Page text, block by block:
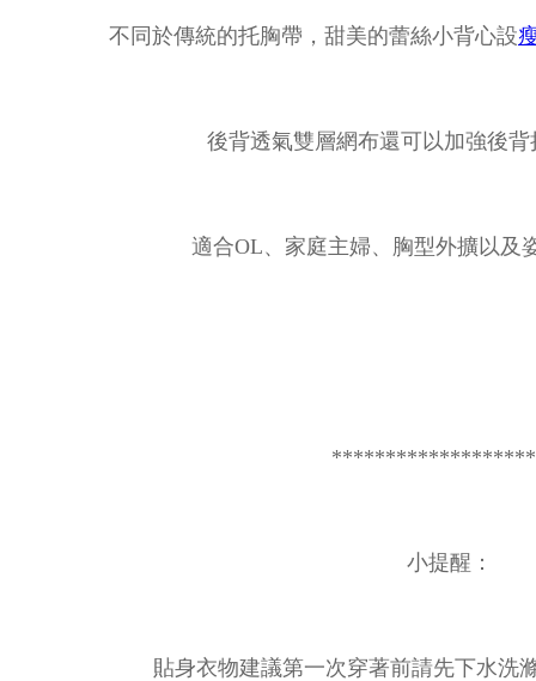
不同於傳統的托胸帶，甜美的蕾絲小背心設
後背透氣雙層網布還可以加強後
適合OL、家庭主婦、胸型外擴以及
小提醒：
貼身衣物建議第一次穿著前請先下水洗